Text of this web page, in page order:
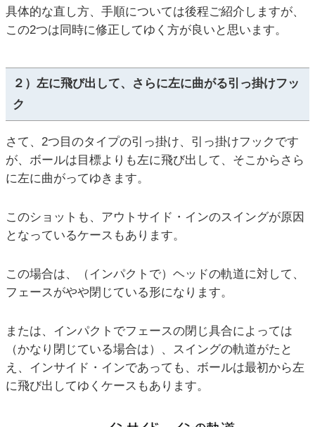
具体的な直し方、手順については後程ご紹介しますが、
この2つは同時に修正してゆく方が良いと思います。
２）左に飛び出して、さらに左に曲がる引っ掛けフッ
ク
さて、2つ目のタイプの引っ掛け、引っ掛けフックです
が、ボールは目標よりも左に飛び出して、そこからさら
に左に曲がってゆきます。
このショットも、アウトサイド・インのスイングが原因
となっているケースもあります。
この場合は、（インパクトで）ヘッドの軌道に対して、
フェースがやや閉じている形になります。
または、インパクトでフェースの閉じ具合によっては
（かなり閉じている場合は）、スイングの軌道がたと
え、インサイド・インであっても、ボールは最初から左
に飛び出してゆくケースもあります。